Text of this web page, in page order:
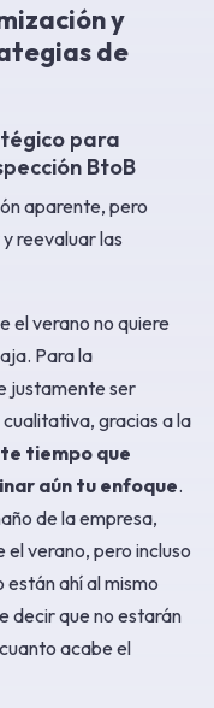
y
de
para
BtoB
aparente, pero
reevaluar las
el verano no quiere
Para la
justamente ser
gracias a la
tiempo que
aún tu enfoque.
de la empresa,
verano, pero incluso
están ahí al mismo
decir que no estarán
acabe el